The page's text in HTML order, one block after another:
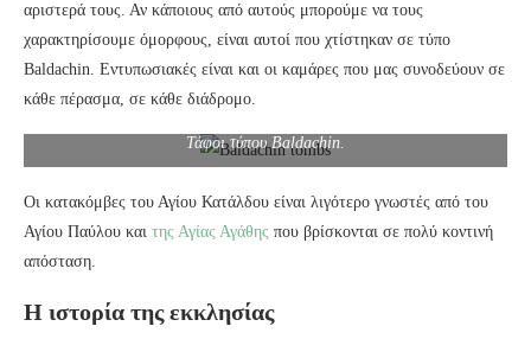
αριστερά τους. Αν κάποιους από αυτούς μπορούμε να τους
χαρακτηρίσουμε όμορφους, είναι αυτοί που χτίστηκαν σε τύπο
Baldachin. Εντυπωσιακές είναι και οι καμάρες που μας συνοδεύουν σε
κάθε πέρασμα, σε κάθε διάδρομο.
Τάφοι τύπου Baldachin.
Οι κατακόμβες του Αγίου Κατάλδου είναι λιγότερο γνωστές από του
Αγίου Παύλου και της Αγίας Αγάθης που βρίσκονται σε πολύ κοντινή
απόσταση.
Η ιστορία της εκκλησίας